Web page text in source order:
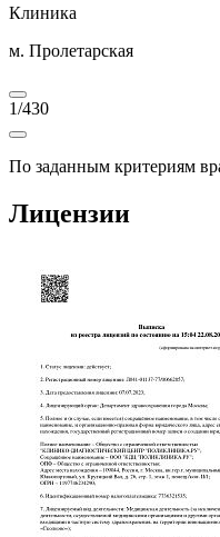
Клиника
м. Пролетарская
1/430
По заданным критериям
Лицензии